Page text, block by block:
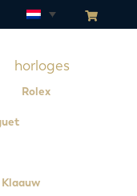
horloges
Rolex